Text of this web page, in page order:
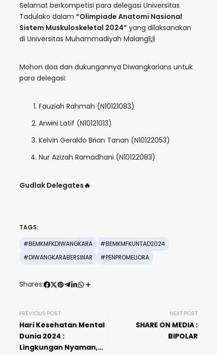
Selamat berkompetisi para delegasi Universitas
Tadulako dalam “Olimpiade Anatomi Nasional
Sistem Muskuloskeletal 2024” yang dilaksanakan
di Universitas Muhammadiyah Malang🙌
Mohon doa dan dukungannya Diwangkarians untuk
para delegasi:
Fauziah Rahmah (N10121083)
Arwini Latif (N10121013)
Kelvin Geraldo Brian Tanan (N10122053)
Nur Azizah Ramadhani (N10122083)
Gudlak Delegates🔥
TAGS:
#BEMKMFKDIWANGKARA
#BEMKMFKUNTAD2024
#DIWANGKARABERSINAR
#PENPROMELIORA
Shares:
PREVIOUS POST
Hari Kesehatan Mental
Dunia 2024 :
Lingkungan Nyaman,
NEXT POST
SHARE ON MEDIA :
BIPOLAR